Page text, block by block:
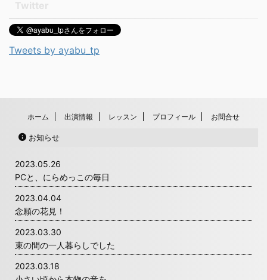
Tweets by ayabu_tp
ホーム 出演情報 レッスン プロフィール お問合せ
お知らせ
2023.05.26
PCと、にらめっこの毎日
2023.04.04
念願の花見！
2023.03.30
束の間の一人暮らしでした
2023.03.18